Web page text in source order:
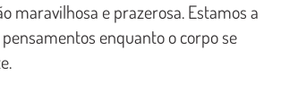
maravilhosa e prazerosa. Estamos a
enquanto o corpo se